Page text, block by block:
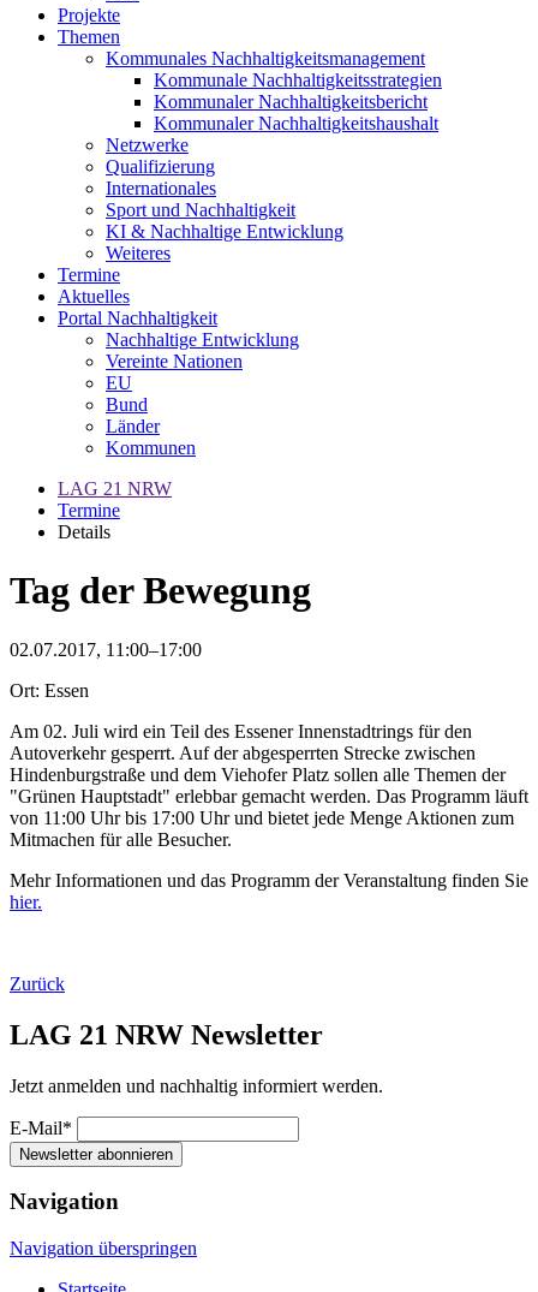
Projekte
Themen
Kommunales Nachhaltigkeitsmanagement
Kommunale Nachhaltigkeitsstrategien
Kommunaler Nachhaltigkeitsbericht
Kommunaler Nachhaltigkeitshaushalt
Netzwerke
Qualifizierung
Internationales
Sport und Nachhaltigkeit
KI & Nachhaltige Entwicklung
Weiteres
Termine
Aktuelles
Portal Nachhaltigkeit
Nachhaltige Entwicklung
Vereinte Nationen
EU
Bund
Länder
Kommunen
LAG 21 NRW
Termine
Details
Tag der Bewegung
02.07.2017, 11:00–17:00
Ort: Essen
Am 02. Juli wird ein Teil des Essener Innenstadtrings für den
Autoverkehr gesperrt. Auf der abgesperrten Strecke zwischen
Hindenburgstraße und dem Viehofer Platz sollen alle Themen der
"Grünen Hauptstadt" erlebbar gemacht werden. Das Programm läuft
von 11:00 Uhr bis 17:00 Uhr und bietet jede Menge Aktionen zum
Mitmachen für alle Besucher.
Mehr Informationen und das Programm der Veranstaltung finden Sie
hier.
Zurück
LAG 21 NRW Newsletter
Jetzt anmelden und nachhaltig informiert werden.
E-Mail*
Newsletter abonnieren
Navigation
Navigation überspringen